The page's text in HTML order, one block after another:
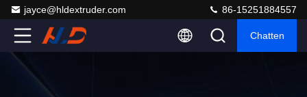
jayce@hldextruder.com 86-15251884557
Chatten